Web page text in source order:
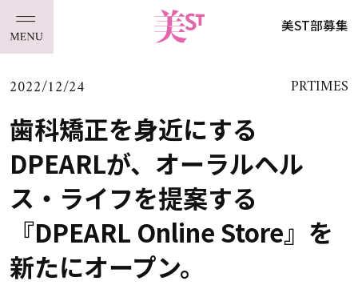
美ST部募集
2022/12/24 PRTIMES
歯科矯正を身近にする
DPEARLが、オーラルヘル
ス・ライフを提案する
『DPEARL Online Store』を
新たにオープン。